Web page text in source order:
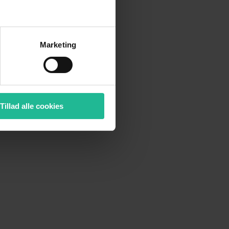
Marketing
Tillad alle cookies